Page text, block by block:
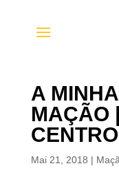
A
MAÇÃO
Mai 21, 2018 |